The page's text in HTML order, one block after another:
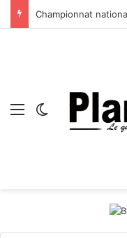
Menu Switch skin